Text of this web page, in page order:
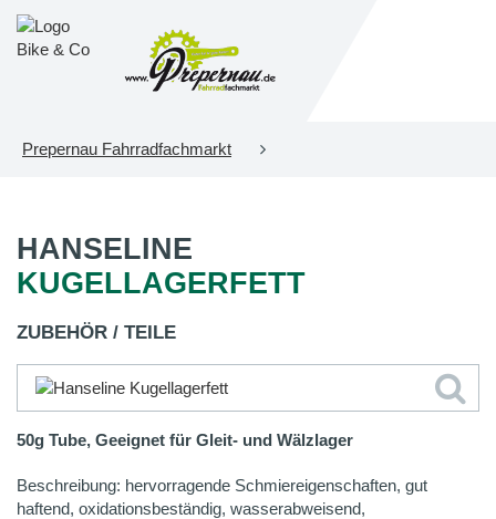
Prepernau Fahrradfachmarkt
HANSELINE
KUGELLAGERFETT
ZUBEHÖR / TEILE
50g Tube, Geeignet für Gleit- und Wälzlager
Beschreibung: hervorragende Schmiereigenschaften, gut
haftend, oxidationsbeständig, wasserabweisend,